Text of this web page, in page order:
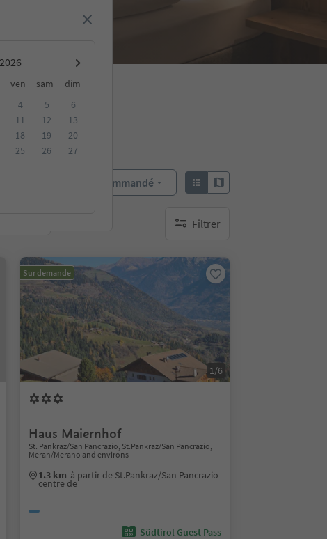
ven sam
dim
4 5
6
11 12
13
18 19
20
25 26
27
Recommandé
Filtrer
aucun filtre actif
Sur demande
1/6
Haus Maiernhof
St. Pankraz/San Pancrazio, St.Pankraz/San Pancrazio,
Meran/Merano and environs
1.3 km à partir de St.Pankraz/San Pancrazio
centre de
Südtirol Guest Pass